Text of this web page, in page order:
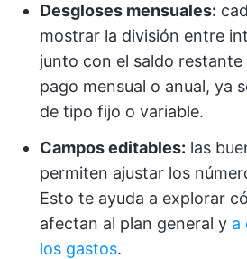
Desgloses mensuales:
mostrar la división entre
junto con el saldo restante
pago mensual o anual, ya
de tipo fijo o variable.
Campos editables: las
permiten ajustar los
Esto te ayuda a explorar
afectan al plan general y a
los gastos.